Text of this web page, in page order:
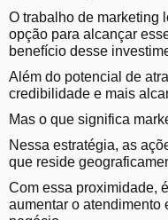
O trabalho de marketing
opção para alcançar
benefício desse
Além do potencial de
credibilidade e mais
Mas o que significa
Nessa estratégia, as
que reside
Com essa proximidade,
aumentar o atendimento